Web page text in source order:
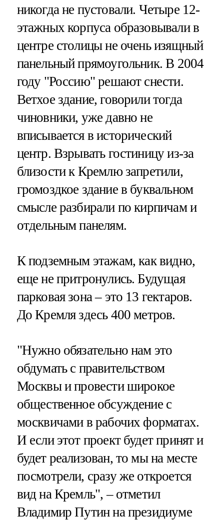
никогда не пустовали. Четыре 12-
этажных корпуса образовывали в
центре столицы не очень изящный
панельный прямоугольник. В 2004
году "Россию" решают снести.
Ветхое здание, говорили тогда
чиновники, уже давно не
вписывается в исторический
центр. Взрывать гостиницу из-за
близости к Кремлю запретили,
громоздкое здание в буквальном
смысле разбирали по кирпичам и
отдельным панелям.
К подземным этажам, как видно,
еще не притронулись. Будущая
парковая зона – это 13 гектаров.
До Кремля здесь 400 метров.
"Нужно обязательно нам это
обдумать с правительством
Москвы и провести широкое
общественное обсуждение с
москвичами в рабочих форматах.
И если этот проект будет принят и
будет реализован, то мы на месте
посмотрели, сразу же откроется
вид на Кремль", – отметил
Владимир Путин на президиуме